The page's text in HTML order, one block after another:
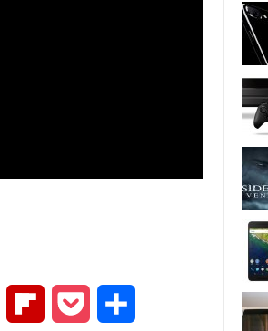
Pinterest FlipboardPocket